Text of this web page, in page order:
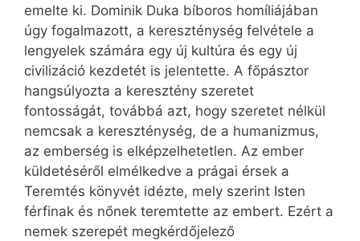
emelte ki. Dominik Duka bíboros homíliájában
úgy fogalmazott, a kereszténység felvétele a
lengyelek számára egy új kultúra és egy új
civilizáció kezdetét is jelentette. A főpásztor
hangsúlyozta a keresztény szeretet
fontosságát, továbbá azt, hogy szeretet nélkül
nemcsak a kereszténység, de a humanizmus,
az emberség is elképzelhetetlen. Az ember
küldetéséről elmélkedve a prágai érsek a
Teremtés könyvét idézte, mely szerint Isten
férfinak és nőnek teremtette az embert. Ezért a
nemek szerepét megkérdőjelező